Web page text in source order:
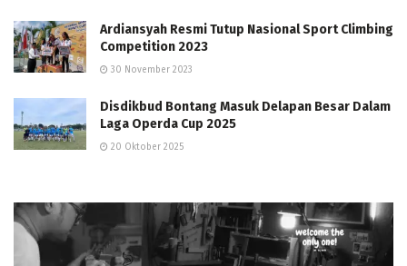
Ardiansyah Resmi Tutup Nasional Sport Climbing
Competition 2023
30 November 2023
Disdikbud Bontang Masuk Delapan Besar Dalam
Laga Operda Cup 2025
20 Oktober 2025